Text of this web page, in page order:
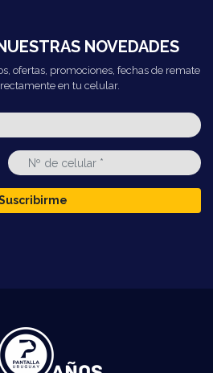
NOVEDADES
ofertas, promociones, fechas de remate
en tu celular.